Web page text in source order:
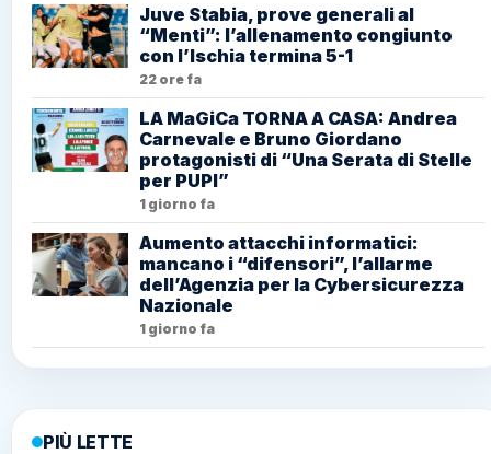
Juve Stabia, prove generali al
“Menti”: l’allenamento congiunto
con l’Ischia termina 5-1
22 ore fa
LA MaGiCa TORNA A CASA: Andrea
Carnevale e Bruno Giordano
protagonisti di “Una Serata di Stelle
per PUPI”
1 giorno fa
Aumento attacchi informatici:
mancano i “difensori”, l’allarme
dell’Agenzia per la Cybersicurezza
Nazionale
1 giorno fa
PIÙ LETTE